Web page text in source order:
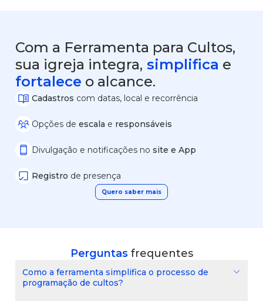
Com a Ferramenta para Cultos,
sua igreja integra, simplifica e
fortalece o alcance.
Cadastros com datas, local e recorrência
Opções deescala e responsáveis
Divulgação e notificações no site e App
Registro de presença
Quero saber mais
Perguntasfrequentes
Como a ferramenta simplifica o processo de
programação de cultos?